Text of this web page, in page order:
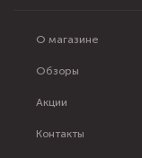
О магазине
Обзоры
Акции
Контакты